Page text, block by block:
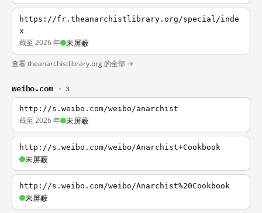
https://fr.theanarchistlibrary.org/special/inde
x
截至 2026 年 未屏蔽
查看 theanarchistlibrary.org 的全部 →
weibo.com · 3
http://s.weibo.com/weibo/anarchist
截至 2026 年 未屏蔽
http://s.weibo.com/weibo/Anarchist+Cookbook
未屏蔽
http://s.weibo.com/weibo/Anarchist%20Cookbook
未屏蔽